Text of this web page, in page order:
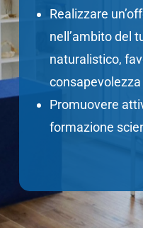
Realizzare
nell’ambito del
naturalistico,
consapevolezza
Promuovere
formazione